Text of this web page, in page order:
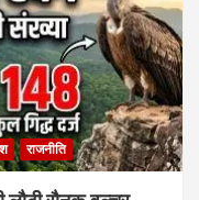
राजनीति